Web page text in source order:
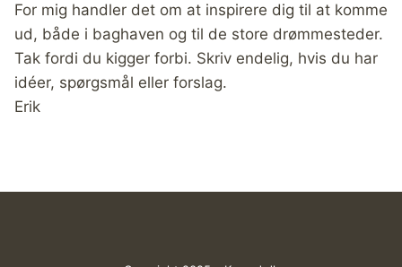
For mig handler det om at inspirere dig til at komme
ud, både i baghaven og til de store drømmesteder.
Tak fordi du kigger forbi. Skriv endelig, hvis du har
idéer, spørgsmål eller forslag.
Erik